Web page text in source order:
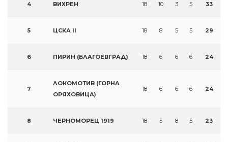
4 ВИХРЕН 18 10 3 5 33
5 ЦСКА II 18 8 5 5 29
6 ПИРИН (БЛАГОЕВГРАД) 18 6 6 6 24
7
ЛОКОМОТИВ (ГОРНА
ОРЯХОВИЦА)
18 6 6 6 24
8 ЧЕРНОМОРЕЦ 1919 18 5 8 5 23